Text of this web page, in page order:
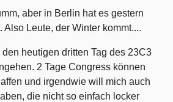
aber in Berlin hat es gestern
Leute, der Winter kommt....
heutigen dritten Tag des 23C3
2 Tage Congress können
und irgendwie will mich auch
die nicht so einfach locker